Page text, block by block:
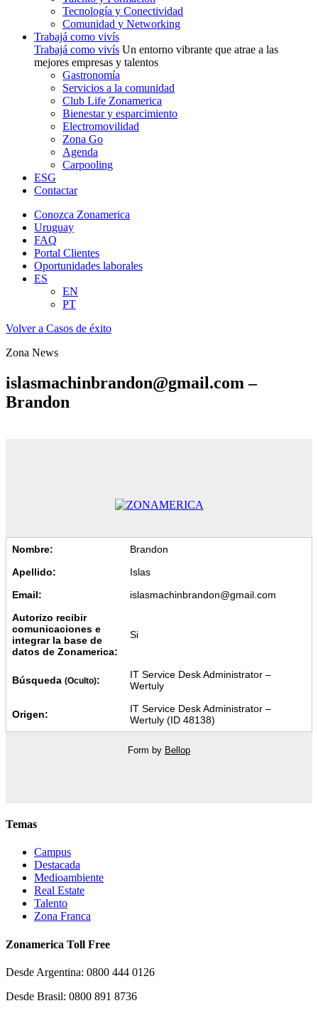
Tecnología y Conectividad
Comunidad y Networking
Trabajá como vivís
Trabajá como vivís Un entorno vibrante que atrae a las
mejores empresas y talentos
Gastronomía
Servicios a la comunidad
Club Life Zonamerica
Bienestar y esparcimiento
Electromovilidad
Zona Go
Agenda
Carpooling
ESG
Contactar
Conozca Zonamerica
Uruguay
FAQ
Portal Clientes
Oportunidades laborales
ES
EN
PT
Volver a Casos de éxito
Zona News
islasmachinbrandon@gmail.com –
Brandon
Nombre:
Brandon
Apellido:
Islas
Email:
islasmachinbrandon@gmail.com
Autorizo recibir
comunicaciones e
integrar la base de
datos de Zonamerica:
Si
Búsqueda (Oculto):
IT Service Desk Administrator –
Wertuly
Origen:
IT Service Desk Administrator –
Wertuly (ID 48138)
Form by Bellop
Temas
Campus
Destacada
Medioambiente
Real Estate
Talento
Zona Franca
Zonamerica Toll Free
Desde Argentina: 0800 444 0126
Desde Brasil: 0800 891 8736